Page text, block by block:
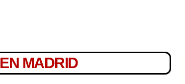
EN MADRID